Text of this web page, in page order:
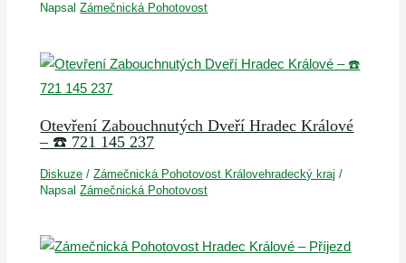
NapsalZámečnická Pohotovost
Otevření Zabouchnutých Dveří Hradec Králové
– ☎️ 721 145 237
Diskuze /Zámečnická Pohotovost Královehradecký kraj /
NapsalZámečnická Pohotovost